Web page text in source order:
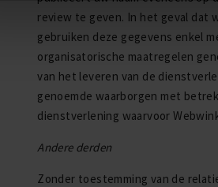
review te geven. In het geval dat
gebruiken deze gegevens enkel
organisatorische maatregelen
van het leveren van de
genoemde waarborgen met
dienstverlening waarvoor
Andere derden
Zonder toestemming van de